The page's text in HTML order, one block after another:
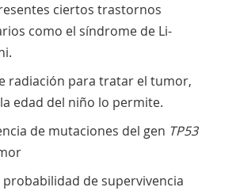
ciertos trastornos
como el síndrome de Li-
radiación para tratar el tumor,
edad del niño lo permite.
de mutaciones del gen TP53
probabilidad de supervivencia